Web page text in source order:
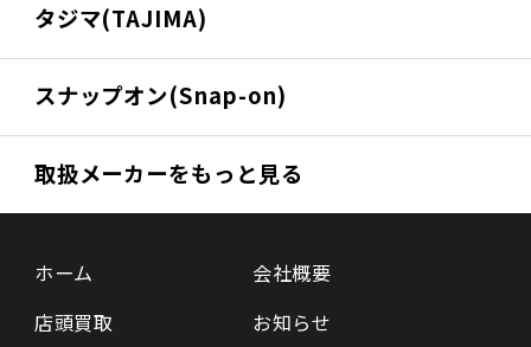
タジマ(TAJIMA)
スナップオン(Snap-on)
取扱メーカーをもっと見る
ホーム
店頭買取
会社概要
お知らせ